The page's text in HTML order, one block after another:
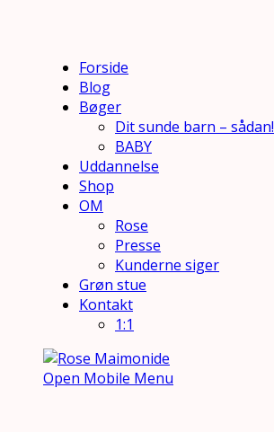
Forside
Blog
Bøger
Dit sunde barn – sådan!
BABY
Uddannelse
Shop
OM
Rose
Presse
Kunderne siger
Grøn stue
Kontakt
1:1
Open Mobile Menu